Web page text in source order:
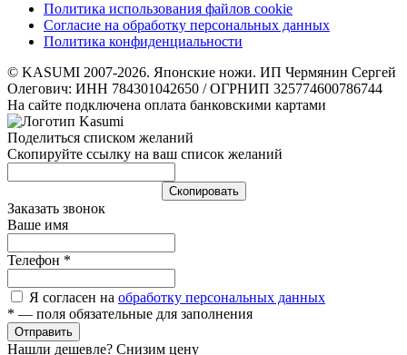
Политика использования файлов cookie
Согласие на обработку персональных данных
Политика конфиденциальности
© KASUMI 2007-2026. Японские ножи. ИП Чермянин Сергей
Олегович: ИНН 784301042650 / ОГРНИП 325774600786744
На сайте подключена оплата банковскими картами
Поделиться списком желаний
Скопируйте ссылку на ваш список желаний
Cкопировать
Заказать звонок
Ваше имя
Телефон *
Я согласен на обработку персональных данных
* — поля обязательные для заполнения
Отправить
Нашли дешевле? Снизим цену